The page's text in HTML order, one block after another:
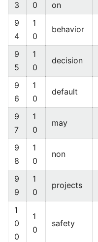
3 0 on
9
4
1
0
behavior
9
5
1
0
decision
9
6
1
0
default
9
7
1
0
may
9
8
1
0
non
9
9
1
0
projects
1
0
0
1
0
safety